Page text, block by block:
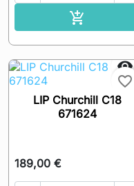


favorite_border
LIP Churchill C18
671624
189,00 €